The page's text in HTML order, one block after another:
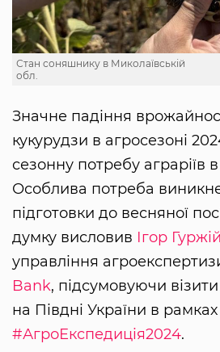
Стан соняшнику в Миколаївській
обл.
Значне падіння
кукурудзи в агросезоні
сезонну потребу аграріїв
Особлива потреба
підготовки до весняної
думку висловив Ігор Гуржій
управління
Bank, підсумовуючи
на Півдні України в рамках
#АгроЕкспедиція2024.